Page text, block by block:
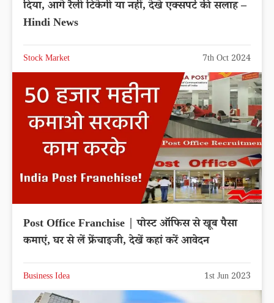
दिया, आगे रैली टिकेगी या नहीं, देखे एक्सपर्ट की सलाह –
Hindi News
Stock Market 7th Oct 2024
Post Office Franchise | पोस्ट ऑफिस से खूब पैसा
कमाएं, घर से लें फ्रेंचाइजी, देखें कहां करें आवेदन
Business Idea 1st Jun 2023